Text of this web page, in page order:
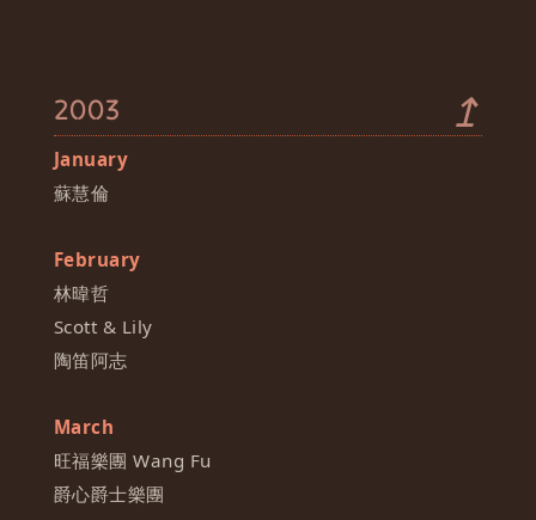
2003 ↥
January
蘇慧倫
February
林暐哲
Scott & Lily
陶笛阿志
March
旺福樂團 Wang Fu
爵心爵士樂團